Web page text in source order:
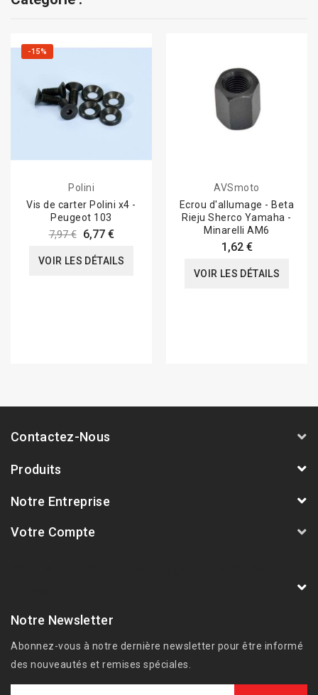
-15%
Polini
Vis de carter Polini x4 -
Peugeot 103
7,97 € 6,77 €
VOIR LES DÉTAILS
AVSmoto
Ecrou d'allumage - Beta
Rieju Sherco Yamaha -
Minarelli AM6
1,62 €
VOIR LES DÉTAILS
Contactez-Nous
Produits
Notre Entreprise
Votre Compte
Notre Newsletter
Abonnez-vous à notre dernière newsletter pour être informé
des nouveautés et remises spéciales.